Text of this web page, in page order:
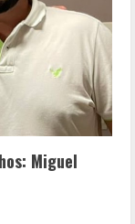
Miguel